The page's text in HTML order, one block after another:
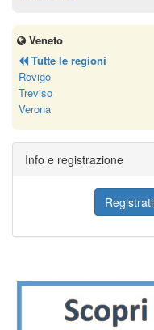
Veneto
Tutte le regioni
Rovigo
Treviso
Verona
Info e registrazione
Registrati